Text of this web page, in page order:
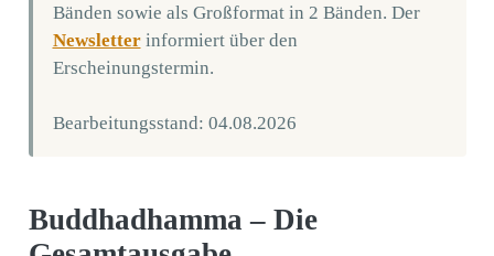
Bänden sowie als Großformat in 2 Bänden. Der
Newsletterinformiert über den
Erscheinungstermin.
Bearbeitungsstand: 04.08.2026
Buddhadhamma – Die